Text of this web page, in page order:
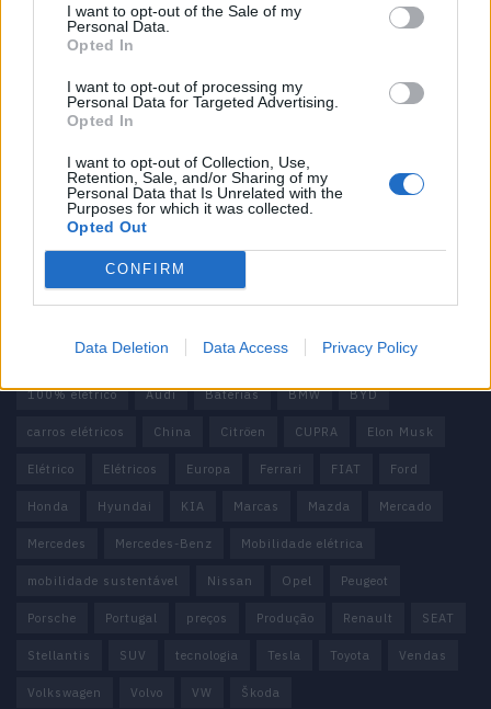
I want to opt-out of the Sale of my
Personal Data.
Opted In
I want to opt-out of processing my
Personal Data for Targeted Advertising.
Opted In
I want to opt-out of Collection, Use,
Retention, Sale, and/or Sharing of my
Personal Data that Is Unrelated with the
Purposes for which it was collected.
Opted Out
CONFIRM
Data Deletion Data Access Privacy Policy
Noticias do setor automóvel, novidades e ensaios.
Assinaturas
Contactos
Política de Privacidade
Termos e condições
100% elétrico Audi Baterias BMW BYD
carros elétricos China Citröen CUPRA Elon Musk
Elétrico Elétricos Europa Ferrari FIAT Ford
Honda Hyundai KIA Marcas Mazda Mercado
Mercedes Mercedes-Benz Mobilidade elétrica
mobilidade sustentável Nissan Opel Peugeot
Porsche Portugal preços Produção Renault SEAT
Stellantis SUV tecnologia Tesla Toyota Vendas
Volkswagen Volvo VW Škoda